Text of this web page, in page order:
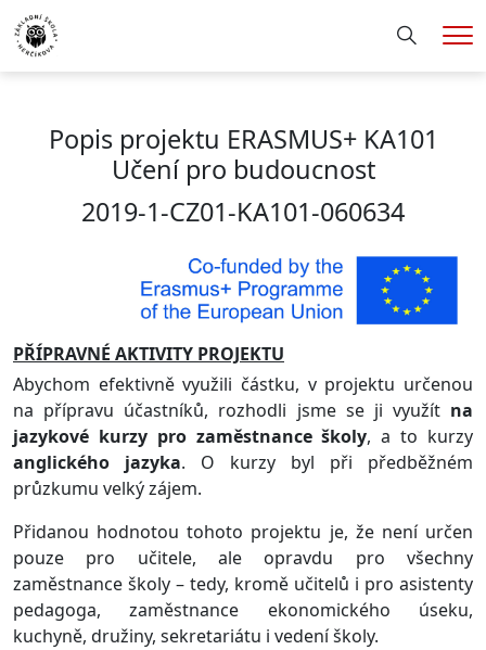
Hledání
Popis projektu ERASMUS+ KA101
Učení pro budoucnost
2019-1-CZ01-KA101-060634
PŘÍPRAVNÉ AKTIVITY PROJEKTU
Abychom efektivně využili částku, v projektu určenou
na přípravu účastníků, rozhodli jsme se ji využít na
jazykové kurzy pro zaměstnance školy, a to kurzy
anglického jazyka. O kurzy byl při předběžném
průzkumu velký zájem.
Přidanou hodnotou tohoto projektu je, že není určen
pouze pro učitele, ale opravdu pro všechny
zaměstnance školy – tedy, kromě učitelů i pro asistenty
pedagoga, zaměstnance ekonomického úseku,
kuchyně, družiny, sekretariátu i vedení školy.